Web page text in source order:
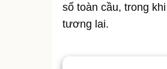
số toàn cầu, trong
tương lai.